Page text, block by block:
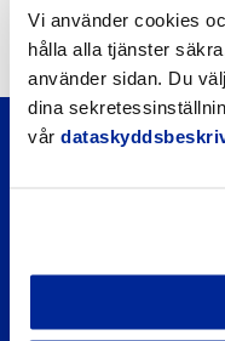
Vi använder cookies
hålla alla tjänster
använder sidan. Du
dina
vår
Okategoriserade